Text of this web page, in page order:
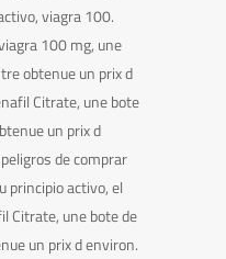
viagra 100.
100 mg, une
obtenue un prix d
Citrate, une bote
un prix d
de comprar
principio activo, el
Citrate, une bote de
un prix d environ.